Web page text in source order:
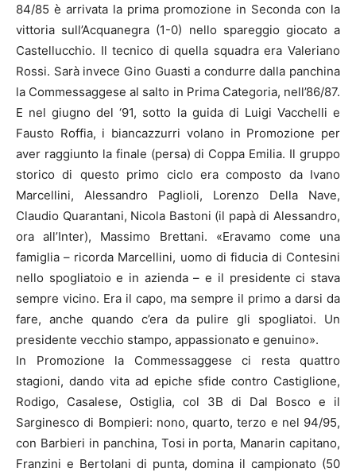
84/85 è arrivata la prima promozione in Seconda con la
vittoria sull’Acquanegra (1-0) nello spareggio giocato a
Castellucchio. Il tecnico di quella squadra era Valeriano
Rossi. Sarà invece Gino Guasti a condurre dalla panchina
la Commessaggese al salto in Prima Categoria, nell’86/87.
E nel giugno del ‘91, sotto la guida di Luigi Vacchelli e
Fausto Roffia, i biancazzurri volano in Promozione per
aver raggiunto la finale (persa) di Coppa Emilia. Il gruppo
storico di questo primo ciclo era composto da Ivano
Marcellini, Alessandro Paglioli, Lorenzo Della Nave,
Claudio Quarantani, Nicola Bastoni (il papà di Alessandro,
ora all’Inter), Massimo Brettani. «Eravamo come una
famiglia – ricorda Marcellini, uomo di fiducia di Contesini
nello spogliatoio e in azienda – e il presidente ci stava
sempre vicino. Era il capo, ma sempre il primo a darsi da
fare, anche quando c’era da pulire gli spogliatoi. Un
presidente vecchio stampo, appassionato e genuino».
In Promozione la Commessaggese ci resta quattro
stagioni, dando vita ad epiche sfide contro Castiglione,
Rodigo, Casalese, Ostiglia, col 3B di Dal Bosco e il
Sarginesco di Bompieri: nono, quarto, terzo e nel 94/95,
con Barbieri in panchina, Tosi in porta, Manarin capitano,
Franzini e Bertolani di punta, domina il campionato (50